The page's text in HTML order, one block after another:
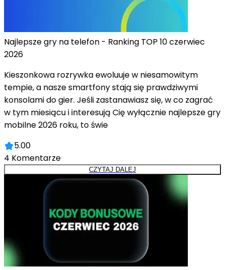
Najlepsze gry na telefon - Ranking TOP 10 czerwiec
2026
Kieszonkowa rozrywka ewoluuje w niesamowitym
tempie, a nasze smartfony stają się prawdziwymi
konsolami do gier. Jeśli zastanawiasz się, w co zagrać
w tym miesiącu i interesują Cię wyłącznie najlepsze gry
mobilne 2026 roku, to świe
5.00
4 Komentarze
CZYTAJ DALEJ